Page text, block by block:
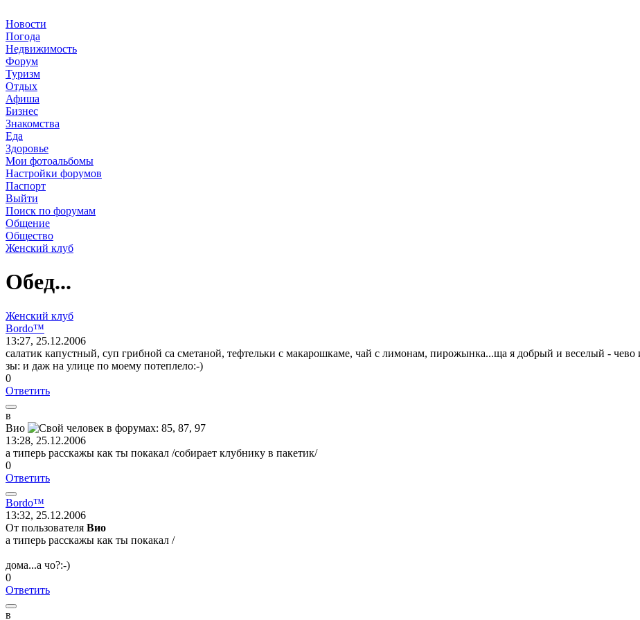
Новости
Погода
Недвижимость
Форум
Туризм
Отдых
Афиша
Бизнес
Знакомства
Еда
Здоровье
Мои фотоальбомы
Настройки форумов
Паспорт
Выйти
Поиск по форумам
Общение
Общество
Женский клуб
Обед...
Женский клуб
Bordo™
13:27, 25.12.2006
салатик капустный, суп грибной са сметаной, тефтельки с макарошкаме, чай с лимонам, пирожынка...ща я добрый и веселый -
зы: и даж на улице по моему потеплело:-)
0
Ответить
в
Вио
13:28, 25.12.2006
а типерь расскажы как ты покакал /собирает клубнику в пакетик/
0
Ответить
Bordo™
13:32, 25.12.2006
От пользователя Вио
а типерь расскажы как ты покакал /
дома...а чо?:-)
0
Ответить
в